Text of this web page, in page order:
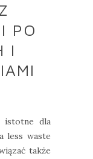
PO
I
istotne dla
less waste
także